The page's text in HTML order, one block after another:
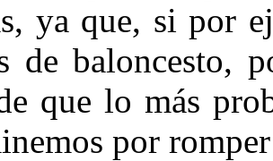
ya que, si por
de baloncesto,
que lo más
por